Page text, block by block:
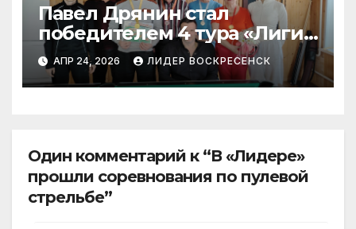
Павел Дрянин стал
победителем 4 тура «Лиги
бильярда»
АПР 24, 2026 ЛИДЕР ВОСКРЕСЕНСК
Один комментарий к “В «Лидере»
прошли соревнования по пулевой
стрельбе”